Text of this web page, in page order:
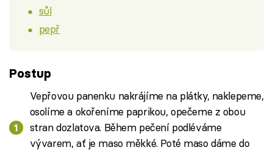
sůl
pepř
Postup
Vepřovou panenku nakrájíme na plátky, naklepeme,
osolíme a okořeníme paprikou, opečeme z obou
stran dozlatova. Během pečení podléváme
vývarem, ať je maso měkké. Poté maso dáme do